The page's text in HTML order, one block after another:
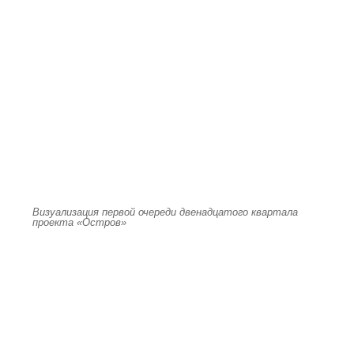
Визуализация первой очереди двенадцатого квартала
проекта «Остров»